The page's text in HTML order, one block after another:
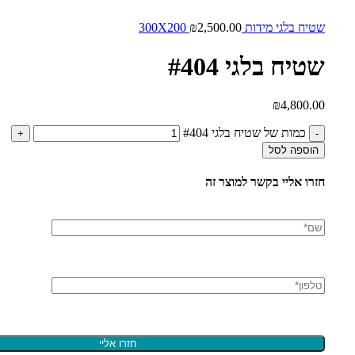
שטיח בלגי מידות 300X200 ₪2,500.00
שטיח בלגי #404
₪4,800.00
כמות של שטיח בלגי #404
הוספה לסל
חזרו אליי בקשר למוצר זה